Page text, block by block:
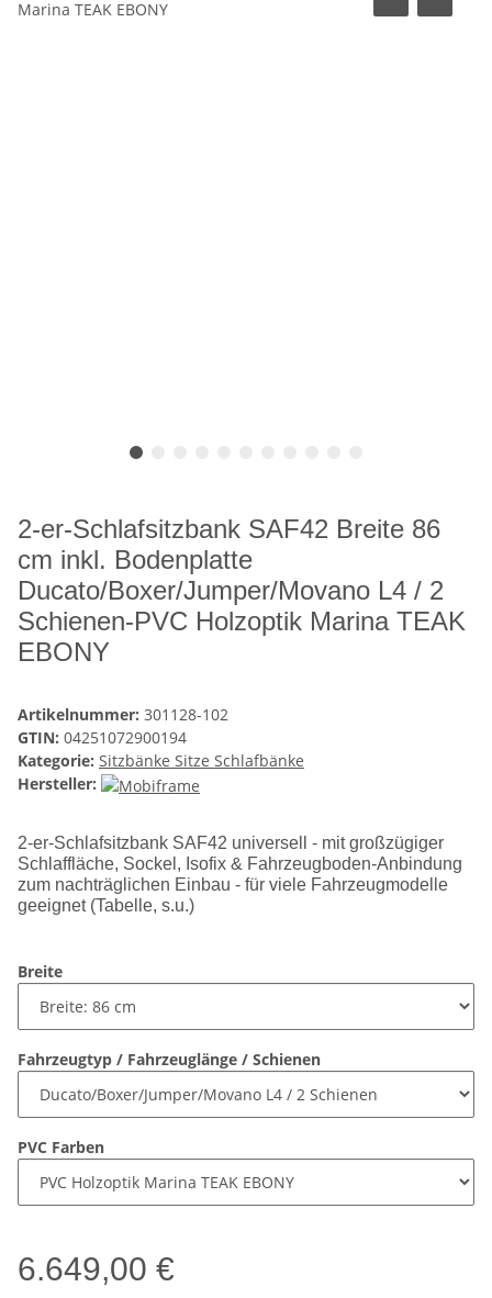
2-er-Schlafsitzbank SAF42 Breite 86
cm inkl. Bodenplatte
Ducato/Boxer/Jumper/Movano L4 / 2
Schienen-PVC Holzoptik Marina TEAK
EBONY
Artikelnummer: 301128-102
GTIN: 04251072900194
Kategorie: Sitzbänke Sitze Schlafbänke
Hersteller:
2-er-Schlafsitzbank SAF42 universell - mit großzügiger
Schlaffläche, Sockel, Isofix & Fahrzeugboden-Anbindung
zum nachträglichen Einbau - für viele Fahrzeugmodelle
geeignet (Tabelle, s.u.)
Breite
Fahrzeugtyp / Fahrzeuglänge / Schienen
PVC Farben
6.649,00 €